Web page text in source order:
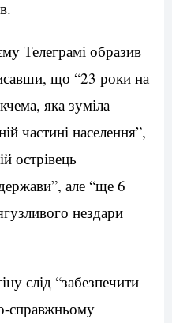
Телеграмі образив
що “23 роки на
яка зуміла
частині населення”,
острівець
держави”, але “ще 6
нездари
слід “забезпечити
справжньому